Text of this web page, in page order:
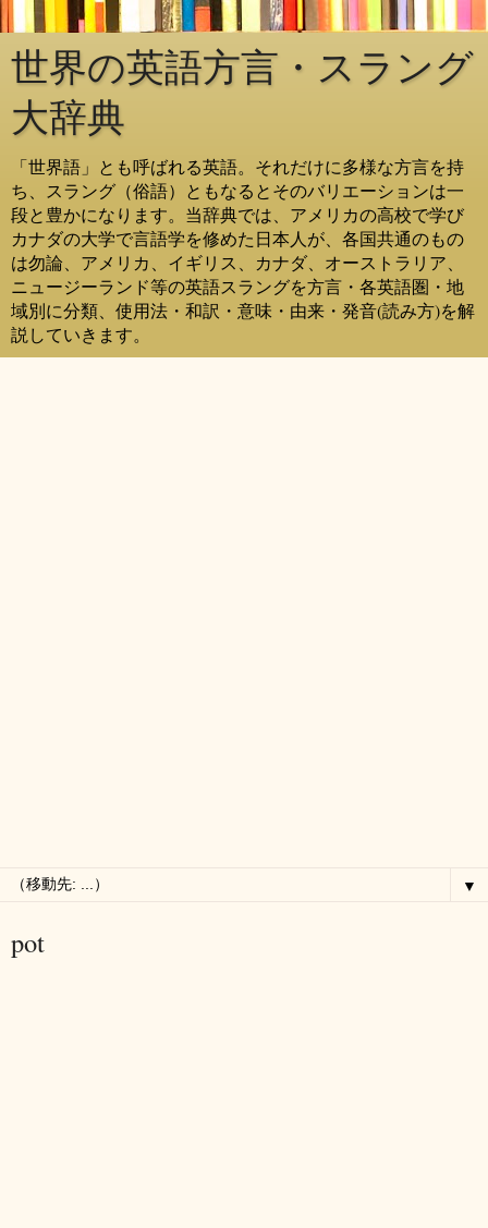
世界の英語方言・スラング
大辞典
「世界語」とも呼ばれる英語。それだけに多様な方言を持
ち、スラング（俗語）ともなるとそのバリエーションは一
段と豊かになります。当辞典では、アメリカの高校で学び
カナダの大学で言語学を修めた日本人が、各国共通のもの
は勿論、アメリカ、イギリス、カナダ、オーストラリア、
ニュージーランド等の英語スラングを方言・各英語圏・地
域別に分類、使用法・和訳・意味・由来・発音(読み方)を解
説していきます。
▼
pot